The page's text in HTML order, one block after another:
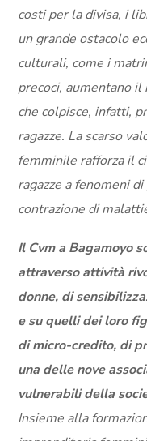
costi per la divisa, i
un grande ostacolo
culturali, come i
precoci, aumentano
che colpisce, infatti,
ragazze. La scarso
femminile rafforza il
ragazze a fenomeni
contrazione di
Il Cvm a Bagamoyo
attraverso attività
donne, di
e su quelli dei loro
di micro-credito, di
una delle nove
vulnerabili della
Insieme alla